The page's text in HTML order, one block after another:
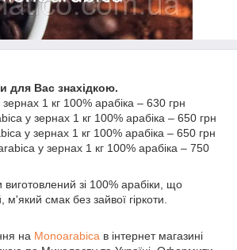
для Вас знахідкою.
1 кг 100% арабіка – 630 грн
у зернах 1 кг 100% арабіка – 650 грн
у зернах 1 кг 100% арабіка – 650 грн
у зернах 1 кг 100% арабіка – 750
виготовлений зі 100% арабіки, що
смак без зайвої гіркоти.
на Monoarabica в інтернет магазині